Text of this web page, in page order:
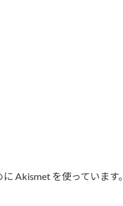
Akismet を使っています。